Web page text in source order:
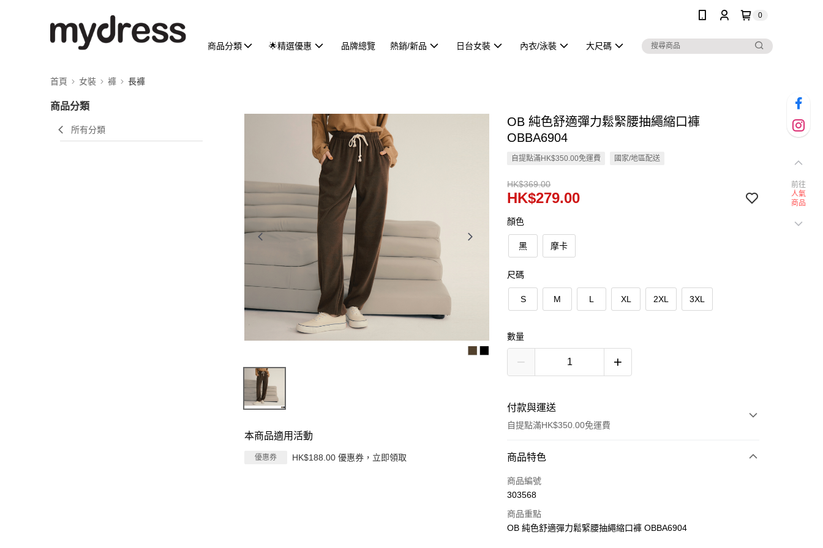
0
商品分類 🌟精選優惠 品牌總覽 熱銷/新品 日台女裝 內衣/泳裝 大尺碼
首頁 女裝 褲 長褲
商品分類
所有分類
本商品適用活動
優惠券 HK$188.00 優惠券，立即領取
OB 純色舒適彈力鬆緊腰抽繩縮口褲
OBBA6904
自提點滿HK$350.00免運費 國家/地區配送
HK$369.00
HK$279.00
顏色
黑 摩卡
尺碼
S M L XL 2XL 3XL
數量
付款與運送
自提點滿HK$350.00免運費
付款方式
信用卡
AlipayHK
商品特色
商品編號
303568
商品重點
OB 純色舒適彈力鬆緊腰抽繩縮口褲 OBBA6904
前往
人氣
商品